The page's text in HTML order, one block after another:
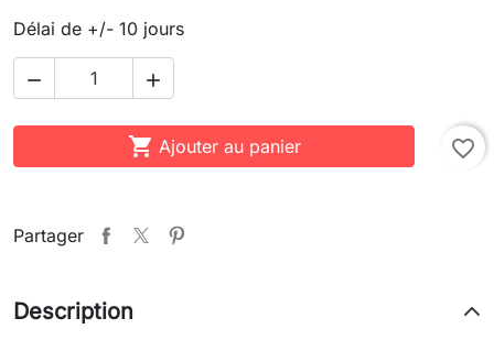
Délai de +/- 10 jours
 
 Ajouter au panier favorite_border
Partager
Description